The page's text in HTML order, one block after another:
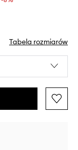
Tabela rozmiarów